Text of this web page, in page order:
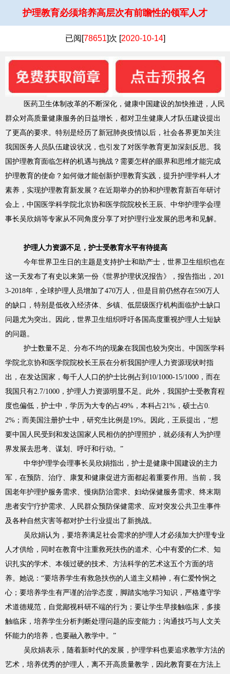
护理教育必须培养高层次有前瞻性的领军人才
已阅[78651]次 [2020-10-14]
医药卫生体制改革的不断深化，健康中国建设的加快推进，人民
群众对高质量健康服务的日益增长，都对卫生健康人才队伍建设提出
了更高的要求。特别是经历了新冠肺炎疫情以后，社会各界更加关注
我国医务人员队伍建设状况，也引发了对医学教育更加深刻反思。我
国护理教育面临怎样的机遇与挑战？需要怎样的眼界和思维才能完成
护理教育的使命？如何做才能创新护理教育实践，提升护理学科人才
素养，实现护理教育新发展？在近期举办的协和护理教育新百年研讨
会上，中国医学科学院北京协和医学院院校长王辰、中华护理学会理
事长吴欣娟等专家从不同角度分享了对护理行业发展的思考和见解。
护理人力资源不足，护士受教育水平有待提高
今年世界卫生日的主题是支持护士和助产士，世界卫生组织也在
这一天发布了有史以来第一份《世界护理状况报告》，报告指出，201
3-2018年，全球护理人员增加了470万人，但是目前仍然存在590万人
的缺口，特别是低收入经济体、乡镇、低层级医疗机构面临护士缺口
问题尤为突出。因此，世界卫生组织呼吁各国高度重视护理人士短缺
的问题。
护士数量不足、分布不均的现象在我国也较为突出。中国医学科
学院北京协和医学院院校长王辰在分析我国护理人力资源现状时指
出，在发达国家，每千人人口的护士比例占到10/1000-15/1000，而在
我国只有2.7/1000，护理人力资源明显不足。此外，我国护士受教育程
度也偏低，护士中，学历为大专的占49%，本科占21%，硕士占0.
2%；而美国注册护士中，研究生比例是19%。因此，王辰提出，“想
要中国人民受到和发达国家人民相仿的护理照护，就必须有人为护理
界发展去思考、谋划、呼吁和行动。”
中华护理学会理事长吴欣娟指出，护士是健康中国建设的主力
军，在预防、治疗、康复和健康促进方面都起着重要作用。当前，我
国老年护理护服务需求、慢病防治需求、妇幼保健服务需求、终末期
患者安宁疗护需求、人民群众预防保健需求、应对突发公共卫生事件
及各种自然灾害等都对护士行业提出了新挑战。
吴欣娟认为，要培养满足社会需求的护理人才必须加大护理专业
人才供给，同时在教育中注重救死扶伤的道术、心中有爱的仁术、知
识扎实的学术、本领过硬的技术、方法科学的艺术这五个方面的培
养。她说：“要培养学生有救急扶伤的人道主义精神，有仁爱怜悯之
心；要培养学生有严谨的治学态度，脚踏实地学习知识，严格遵守学
术道德规范，自觉鄙视科研不端的行为；要让学生早接触临床，多接
触临床，培养学生分析判断处理问题的应变能力；沟通技巧与人文关
怀能力的培养，也要融入教学中。”
吴欣娟表示，随着新时代的发展，护理学科也要追求教学方法的
艺术，培养优秀的护理人，离不开高质量教学，因此教育要在方法上